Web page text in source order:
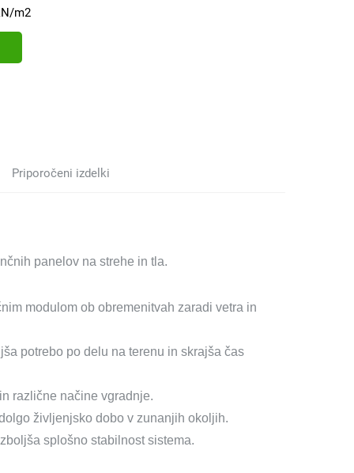
m2
Priporočeni izdelki
panelov na strehe in tla.
modulom ob obremenitvah zaradi vetra in
potrebo po delu na terenu in skrajša čas
različne načine vgradnje.
življenjsko dobo v zunanjih okoljih.
splošno stabilnost sistema.